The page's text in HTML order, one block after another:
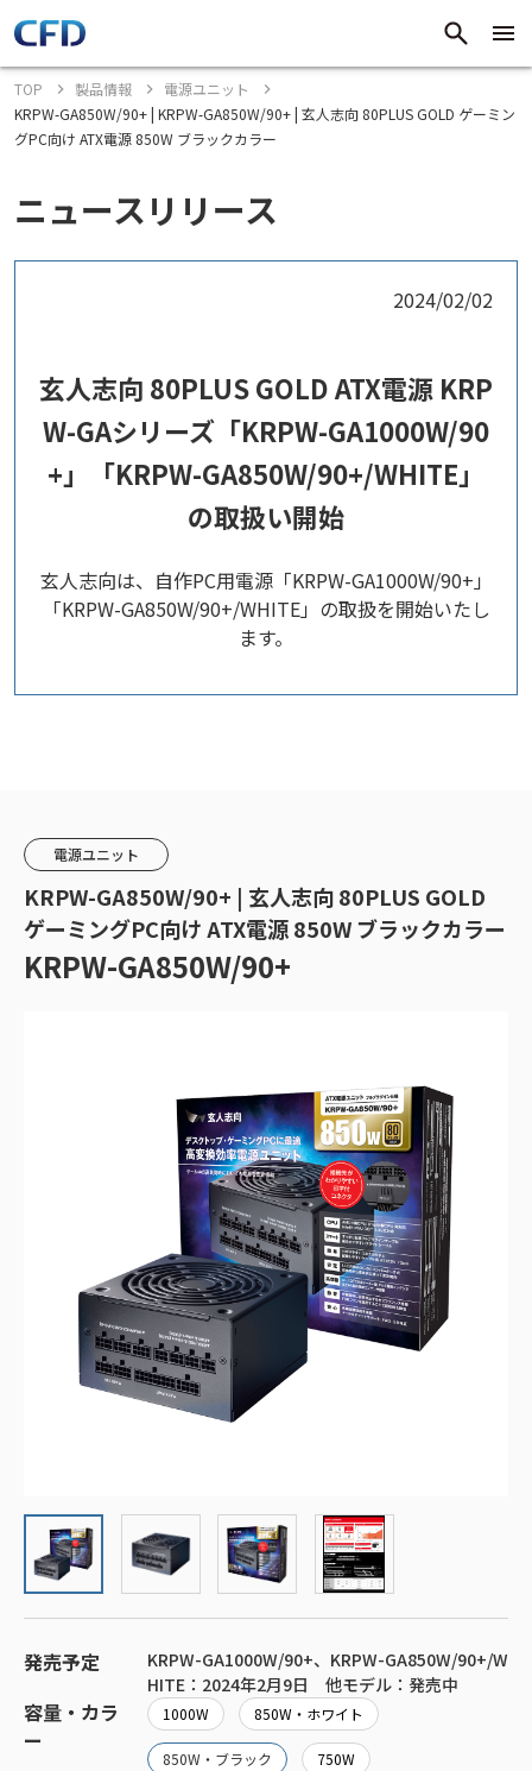
TOP 製品情報
電源ユニット
KRPW-GA850W/90+ | KRPW-GA850W/90+ | 玄人志向 80PLUS GOLD ゲーミン
グPC向け ATX電源 850W ブラックカラー
ニュースリリース
2024/02/02
玄人志向 80PLUS GOLD ATX電源 KRP
W-GAシリーズ「KRPW-GA1000W/90
+」「KRPW-GA850W/90+/WHITE」
の取扱い開始
玄人志向は、自作PC用電源「KRPW-GA1000W/90+」
「KRPW-GA850W/90+/WHITE」の取扱を開始いたし
ます。
電源ユニット
KRPW-GA850W/90+ | 玄人志向 80PLUS GOLD
ゲーミングPC向け ATX電源 850W ブラックカラー
KRPW-GA850W/90+
発売予定
KRPW-GA1000W/90+、KRPW-GA850W/90+/W
HITE：2024年2月9日 他モデル：発売中
容量・カラ
ー
1000W 850W・ホワイト
850W・ブラック 750W